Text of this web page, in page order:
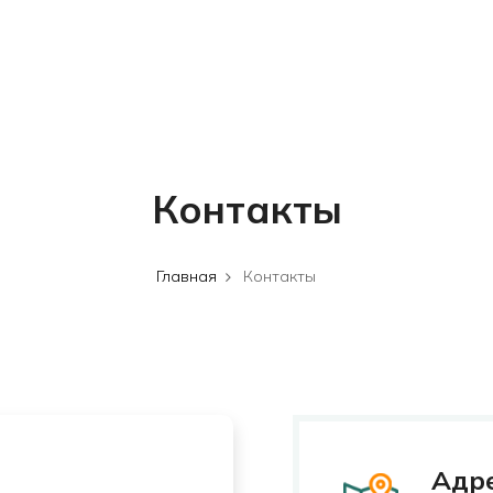
Контакты
Главная Контакты